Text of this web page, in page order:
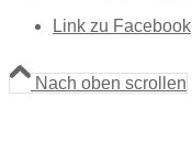
Link zu Facebook
Nach oben scrollen